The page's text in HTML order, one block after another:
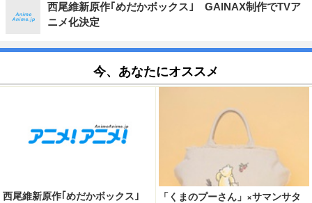
西尾維新原作｢めだかボックス｣ GAINAX制作でTVア
ニメ化決定
今、あなたにオススメ
西尾維新原作｢めだかボックス｣
「くまのプーさん」×サマンサタ